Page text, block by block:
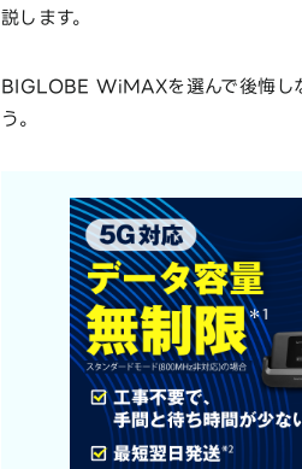
説します。
BIGLOBE WiMAXを選んで後悔し
う。